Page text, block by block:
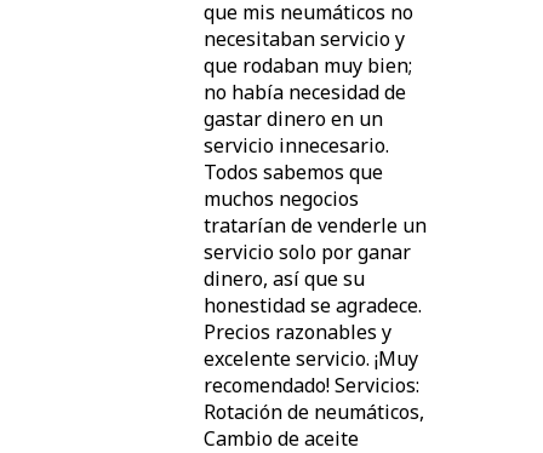
que mis neumáticos no
necesitaban servicio y
que rodaban muy bien;
no había necesidad de
gastar dinero en un
servicio innecesario.
Todos sabemos que
muchos negocios
tratarían de venderle un
servicio solo por ganar
dinero, así que su
honestidad se agradece.
Precios razonables y
excelente servicio. ¡Muy
recomendado! Servicios:
Rotación de neumáticos,
Cambio de aceite